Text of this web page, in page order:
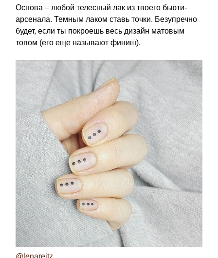
Основа – любой телесный лак из твоего бьюти-
арсенала. Темным лаком ставь точки. Безупречно
будет, если ты покроешь весь дизайн матовым
топом (его еще называют финиш).
@lenareitz